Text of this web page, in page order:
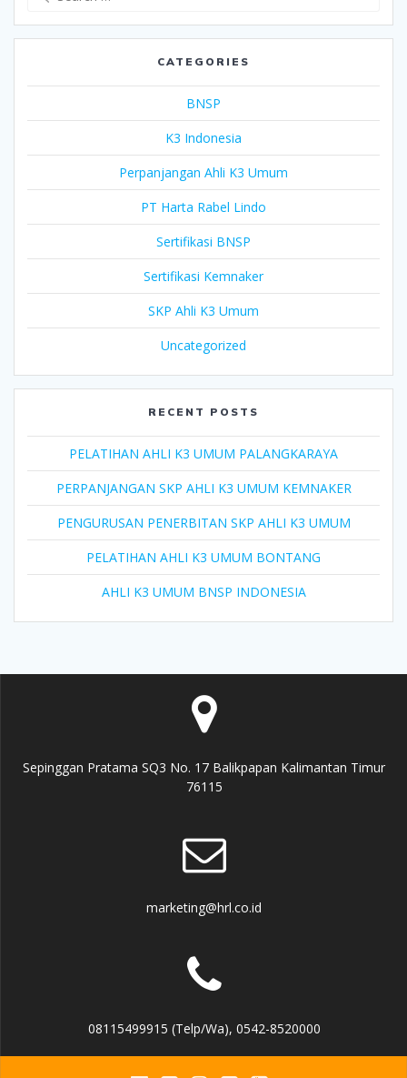
CATEGORIES
BNSP
K3 Indonesia
Perpanjangan Ahli K3 Umum
PT Harta Rabel Lindo
Sertifikasi BNSP
Sertifikasi Kemnaker
SKP Ahli K3 Umum
Uncategorized
RECENT POSTS
PELATIHAN AHLI K3 UMUM PALANGKARAYA
PERPANJANGAN SKP AHLI K3 UMUM KEMNAKER
PENGURUSAN PENERBITAN SKP AHLI K3 UMUM
PELATIHAN AHLI K3 UMUM BONTANG
AHLI K3 UMUM BNSP INDONESIA
Sepinggan Pratama SQ3 No. 17 Balikpapan Kalimantan Timur
76115
marketing@hrl.co.id
08115499915 (Telp/Wa), 0542-8520000